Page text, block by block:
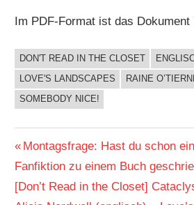
Im PDF-Format ist das Dokument
BUCHIGES
DON'T READ IN THE CLOSET
LOVE'S LANDSCAPES
RAINE
SOMEBODY NICE!
Beitragsnavigation
Vorheriger
Beitrag:
Montagsfrage: Hast du schon
Fanfiktion zu einem Buch
Nächster
[Don’t Read in the Closet]